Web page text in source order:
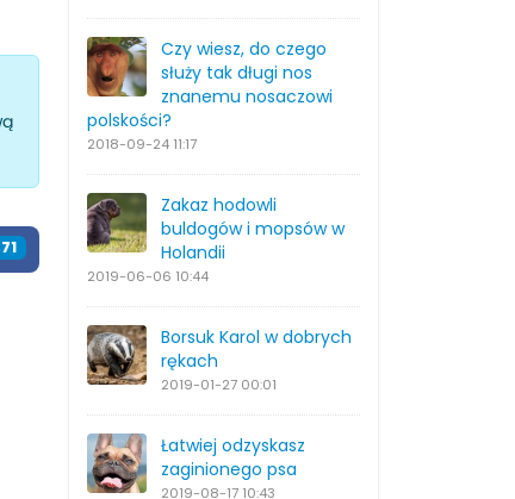
Czy wiesz, do czego
służy tak długi nos
znanemu nosaczowi
polskości?
2018-09-24 11:17
Zakaz hodowli
buldogów i mopsów w
Holandii
2019-06-06 10:44
Borsuk Karol w dobrych
rękach
2019-01-27 00:01
Łatwiej odzyskasz
zaginionego psa
2019-08-17 10:43